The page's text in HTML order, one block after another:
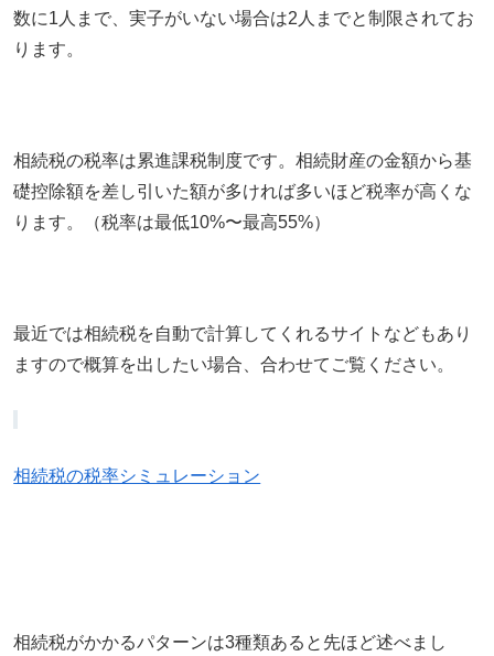
数に1人まで、実子がいない場合は2人までと制限されてお
ります。
相続税の税率は累進課税制度です。相続財産の金額から基
礎控除額を差し引いた額が多ければ多いほど税率が高くな
ります。（税率は最低10%〜最高55%）
最近では相続税を自動で計算してくれるサイトなどもあり
ますので概算を出したい場合、合わせてご覧ください。
相続税の税率シミュレーション
相続税がかかるパターンは3種類あると先ほど述べまし